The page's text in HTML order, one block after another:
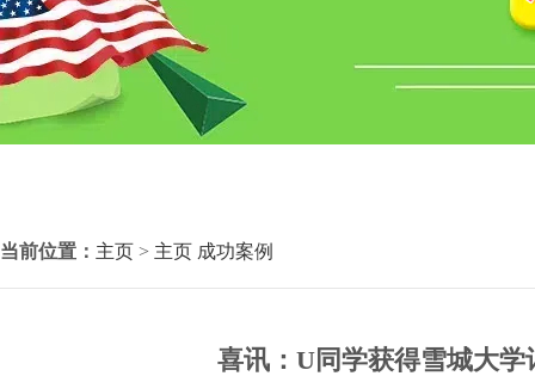
当前位置： 主页 > 主页 成功案例
喜讯：U同学获得雪城大